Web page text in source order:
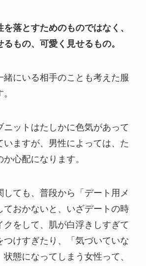
落とすためのものではなく、
もの、可愛く見せるもの。
緒にいる相手のことも考えた服
ニットはたしかに色気があって
いますが、男性によっては、た
心配になります。
しても、普段から「デート用メ
ておかないと、いざデートの時
クをして、肌が白浮きしすぎて
つけすぎたり、「気づいていな
態になってしまう女性って、